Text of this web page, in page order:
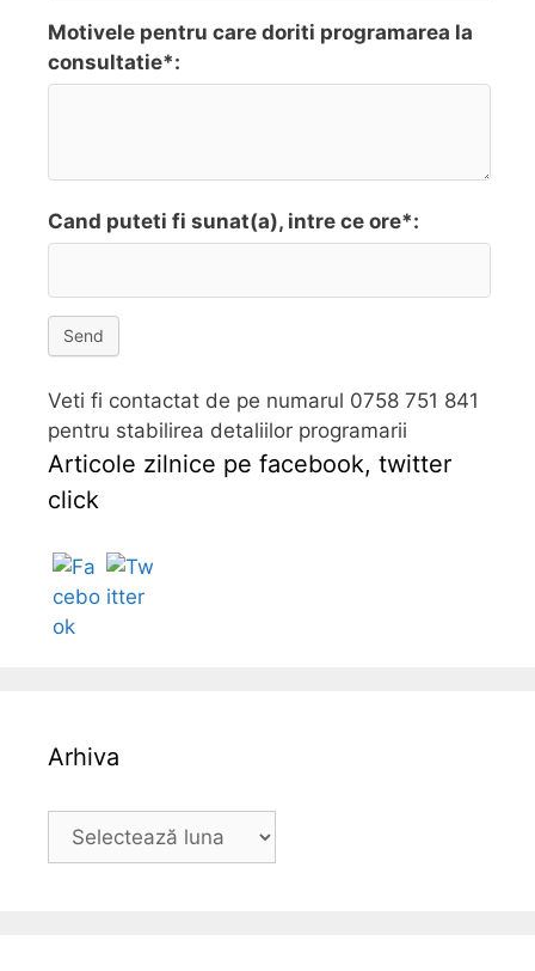
Motivele pentru care doriti programarea la
consultatie*:
Cand puteti fi sunat(a), intre ce ore*:
Send
Veti fi contactat de pe numarul 0758 751 841
pentru stabilirea detaliilor programarii
Articole zilnice pe facebook, twitter
click
Arhiva